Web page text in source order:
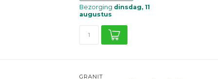
Bezorging dinsdag, 11
augustus
GRANIT